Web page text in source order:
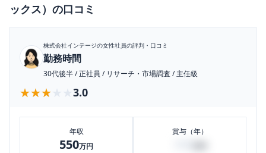
ックス） の口コミ
株式会社インテージの女性社員の評判・口コミ
勤務時間
30代後半/正社員 / リサーチ・市場調査 /主任級
★★★★★
★★★★★ 3.0
年収
550万円
賞与（年）